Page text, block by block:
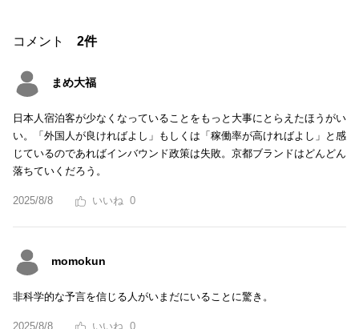
コメント 2件
まめ大福
日本人宿泊客が少なくなっていることをもっと大事にとらえたほうがい
い。「外国人が良ければよし」もしくは「稼働率が高ければよし」と感
じているのであればインバウンド政策は失敗。京都ブランドはどんどん
落ちていくだろう。
2025/8/8 0
momokun
非科学的な予言を信じる人がいまだにいることに驚き。
2025/8/8 0